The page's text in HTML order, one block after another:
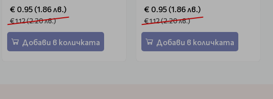
€ 0.95 (1.86 лв.)
€ 1.12 (2.20 лв.)
Добави в количката
€ 0.95 (1.86 лв.)
€ 1.12 (2.20 лв.)
Добави в количката